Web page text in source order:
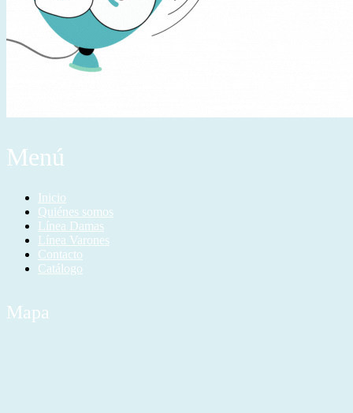
Menú
Inicio
Quiénes somos
Línea Damas
Línea Varones
Contacto
Catálogo
Mapa